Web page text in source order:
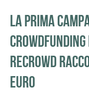
La prima
crowdfunding
Recrowd
euro